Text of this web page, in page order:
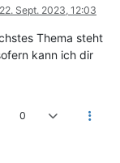
22. Sept. 2023, 12:03
Thema steht
kann ich dir
0